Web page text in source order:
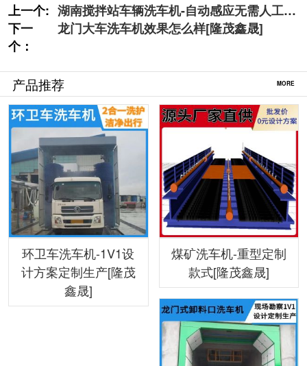
上一个: 湖南搅拌站车辆洗车机-自动感应无需人工值
守[隆茂鑫晟]
下一
个：
龙门大车洗车机效果怎么样[隆茂鑫晟]
产品推荐 MORE
环卫车洗车机-1V1设
计方案定制生产[隆茂
鑫晟]
煤矿洗车机-重型定制
款式[隆茂鑫晟]